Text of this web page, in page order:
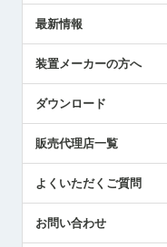
受賞履歴
採用情報
国/地域/言語
ツールセッタ製品
エアマイクロセンサ製品
最新情報
メトロールの技術
社員ブログ
中小企業のBCP地震対策
センサのテクニカルガイド
社長ブログ
装置メーカーの方へ
ダウンロード
販売代理店一覧
よくいただくご質問
お問い合わせ